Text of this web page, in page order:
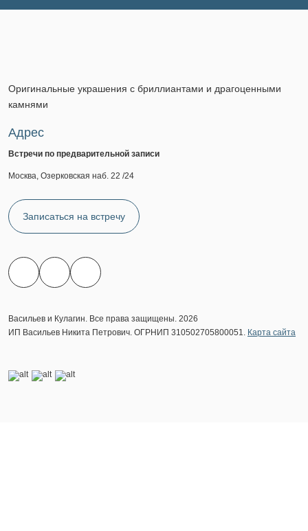
Оригинальные украшения с бриллиантами и драгоценными
камнями
Адрес
Встречи по предварительной записи
Москва, Озерковская наб. 22 /24
Записаться на встречу
Васильев и Кулагин. Все права защищены. 2026
ИП Васильев Никита Петрович. ОГРНИП 310502705800051. Карта сайта